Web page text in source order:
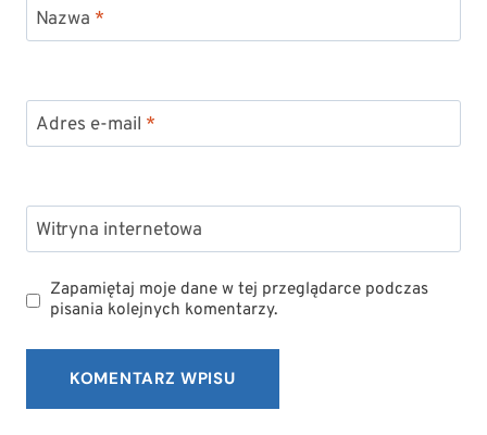
Nazwa *
Adres e-mail *
Witryna internetowa
Zapamiętaj moje dane w tej przeglądarce podczas
pisania kolejnych komentarzy.